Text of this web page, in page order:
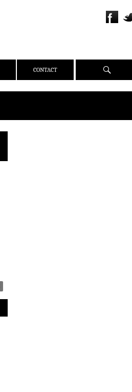
CONTACT Recherche